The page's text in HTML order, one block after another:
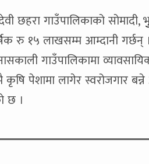
छहरा गाउँपालिकाको
रु १५ लाखसम्म आम्दानी गर्छन्
गाउँपालिकामा
कृषि पेशामा लागेर स्वरोजगार
छ ।